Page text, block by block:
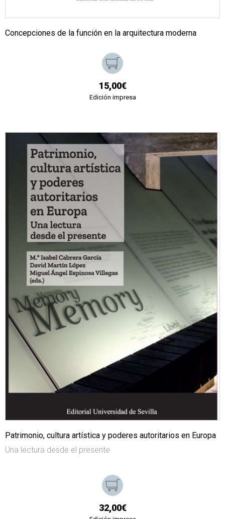
Concepciones de la función en la arquitectura moderna
15,00€
Edición impresa
Patrimonio, cultura artística y poderes autoritarios en Europa
Una lectura desde el presente
32,00€